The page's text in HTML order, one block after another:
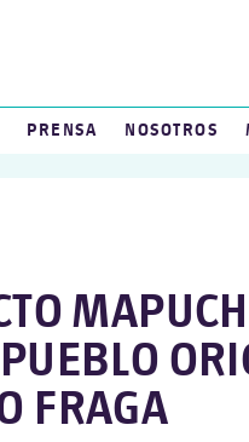
PRENSA NOSOTROS
FRAGA